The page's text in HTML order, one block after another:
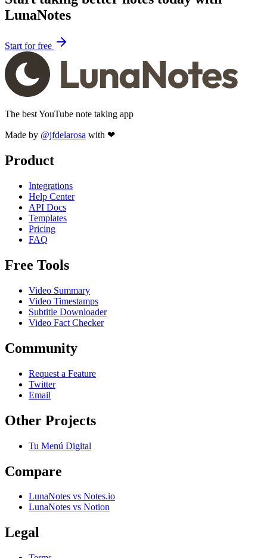
LunaNotes
Start for free
The best YouTube note taking app
Made by @jfdelarosa with ❤
Product
Integrations
Help Center
API Docs
Templates
Pricing
FAQ
Free Tools
Video Summary
Video Timestamps
Subtitle Downloader
Video Fact Checker
Community
Request a Feature
Twitter
Email
Other Projects
Tu Menú Digital
Compare
LunaNotes vs Notes.io
LunaNotes vs Notion
Legal